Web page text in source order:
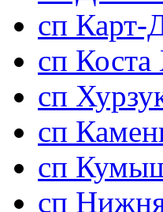
сп Карт-
сп Коста
сп
сп
сп
сп